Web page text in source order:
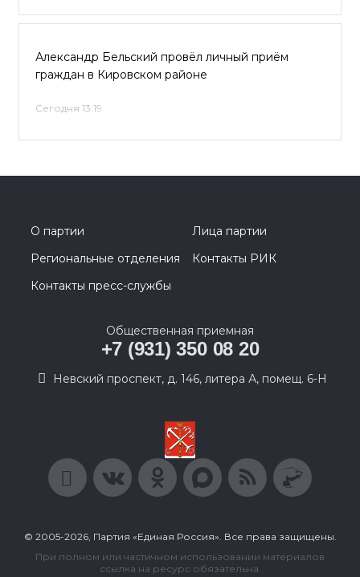
Александр Бельский провёл личный приём
граждан в Кировском районе
Сегодня 13:19
О партии
Лица партии
Региональные отделения
Контакты РИК
Контакты пресс-службы
Общественная приемная
+7 (931) 350 08 20
Невский проспект, д. 146, литера А, помещ. 6-Н
© 2005-2026, Партия «Единая Россия». Все права защищены.
При полном или частичном использовании материалов
ссылка на ресурс обязательна.